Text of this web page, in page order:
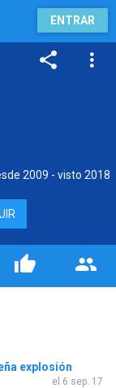
ENTRAR
2009 - visto 2018
explosión
el 6 sep. 17